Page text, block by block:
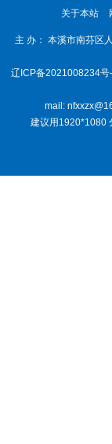
关于本站
主 办： 本溪市南芬
辽ICP备2021008234
mail:
建议用1920*1080